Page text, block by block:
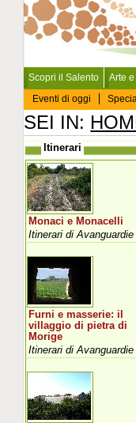
Scopri il Salento Arte
Eventi di oggi
SEI IN:
Itinerari
Monaci e Monacelli
Itinerari di Avanguardie
Furni e masserie: il
villaggio di pietra di
Morige
Itinerari di Avanguardie